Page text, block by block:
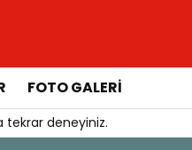
FOTO GALERİ
tekrar deneyiniz.